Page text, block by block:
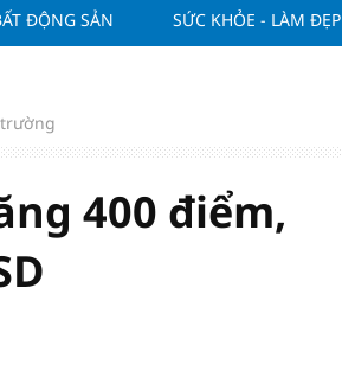
nay ngày 7/8/2026: Tuổi Thân làm
tăng trưởng 2 con số
vốn huy động của ngân hàng
ĐỘNG SẢN SỨC KHỎE - LÀM ĐẸP
400 điểm,